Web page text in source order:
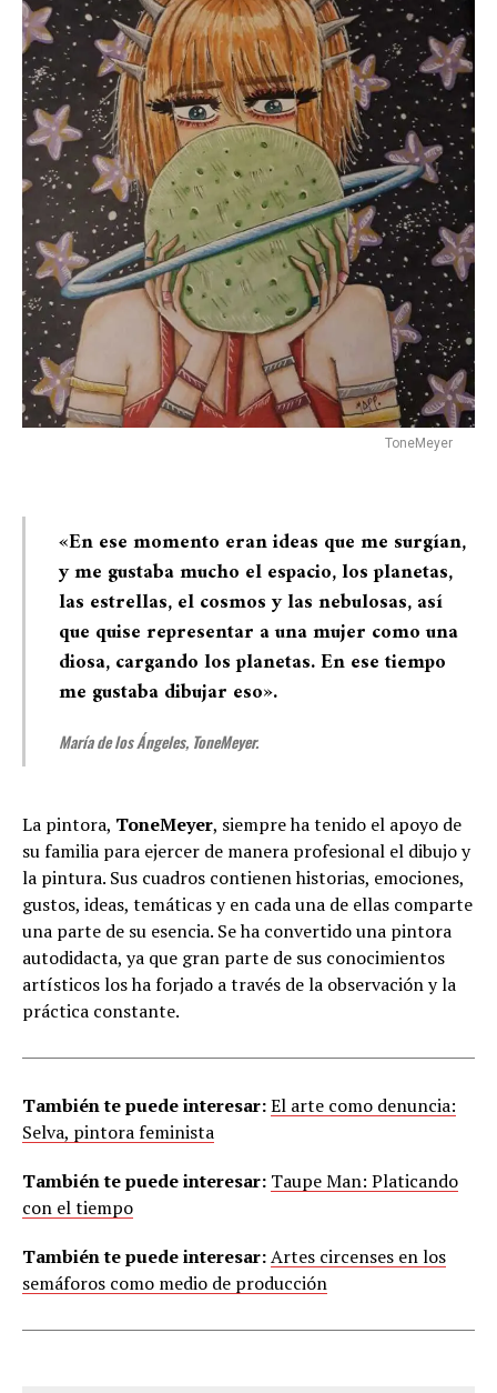
ToneMeyer
«En ese momento eran ideas que me surgían,
y me gustaba mucho el espacio, los planetas,
las estrellas, el cosmos y las nebulosas, así
que quise representar a una mujer como una
diosa, cargando los planetas. En ese tiempo
me gustaba dibujar eso».
María de los Ángeles, ToneMeyer.
La pintora, ToneMeyer, siempre ha tenido el apoyo de
su familia para ejercer de manera profesional el dibujo y
la pintura. Sus cuadros contienen historias, emociones,
gustos, ideas, temáticas y en cada una de ellas comparte
una parte de su esencia. Se ha convertido una pintora
autodidacta, ya que gran parte de sus conocimientos
artísticos los ha forjado a través de la observación y la
práctica constante.
También te puede interesar:El arte como denuncia:
Selva, pintora feminista
También te puede interesar: Taupe Man: Platicando
con el tiempo
También te puede interesar:Artes circenses en los
semáforos como medio de producción